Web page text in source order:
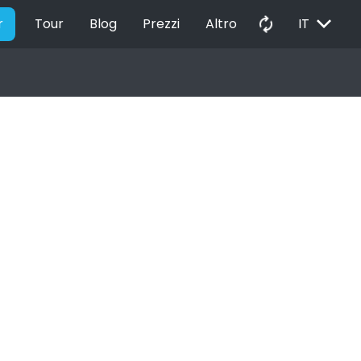
Tour Blog Prezzi Altro autorenew IT EXPAND_MORE